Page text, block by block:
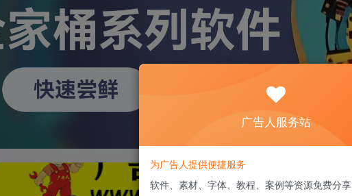
广告人服务站
为广告人提供便捷服务
软件、素材、字体、教程、案例等资源免费分享